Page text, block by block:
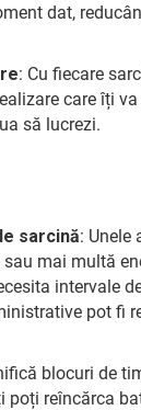
dat,
: Cu fiecare
care îți
să lucrezi.
sarcină: Unele
mai multă
intervale
pot fi
blocuri de
poți reîncărca